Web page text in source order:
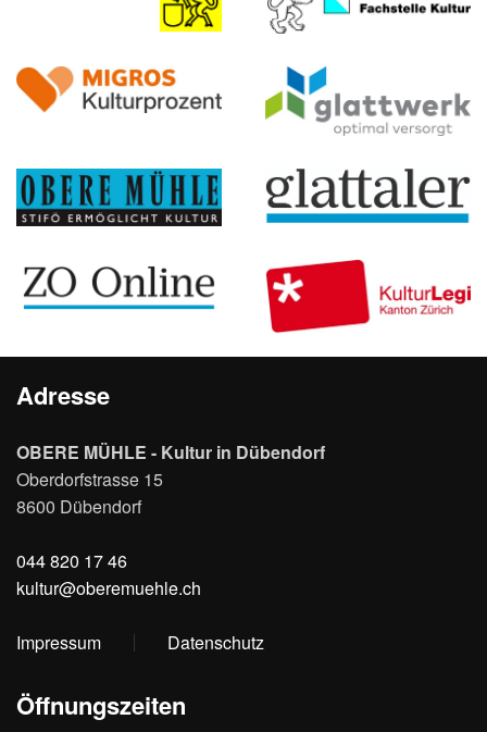
Adresse
OBERE MÜHLE - Kultur in Dübendorf
Oberdorfstrasse 15
8600 Dübendorf
044 820 17 46
kultur@oberemuehle.ch
Impressum Datenschutz
Öffnungszeiten